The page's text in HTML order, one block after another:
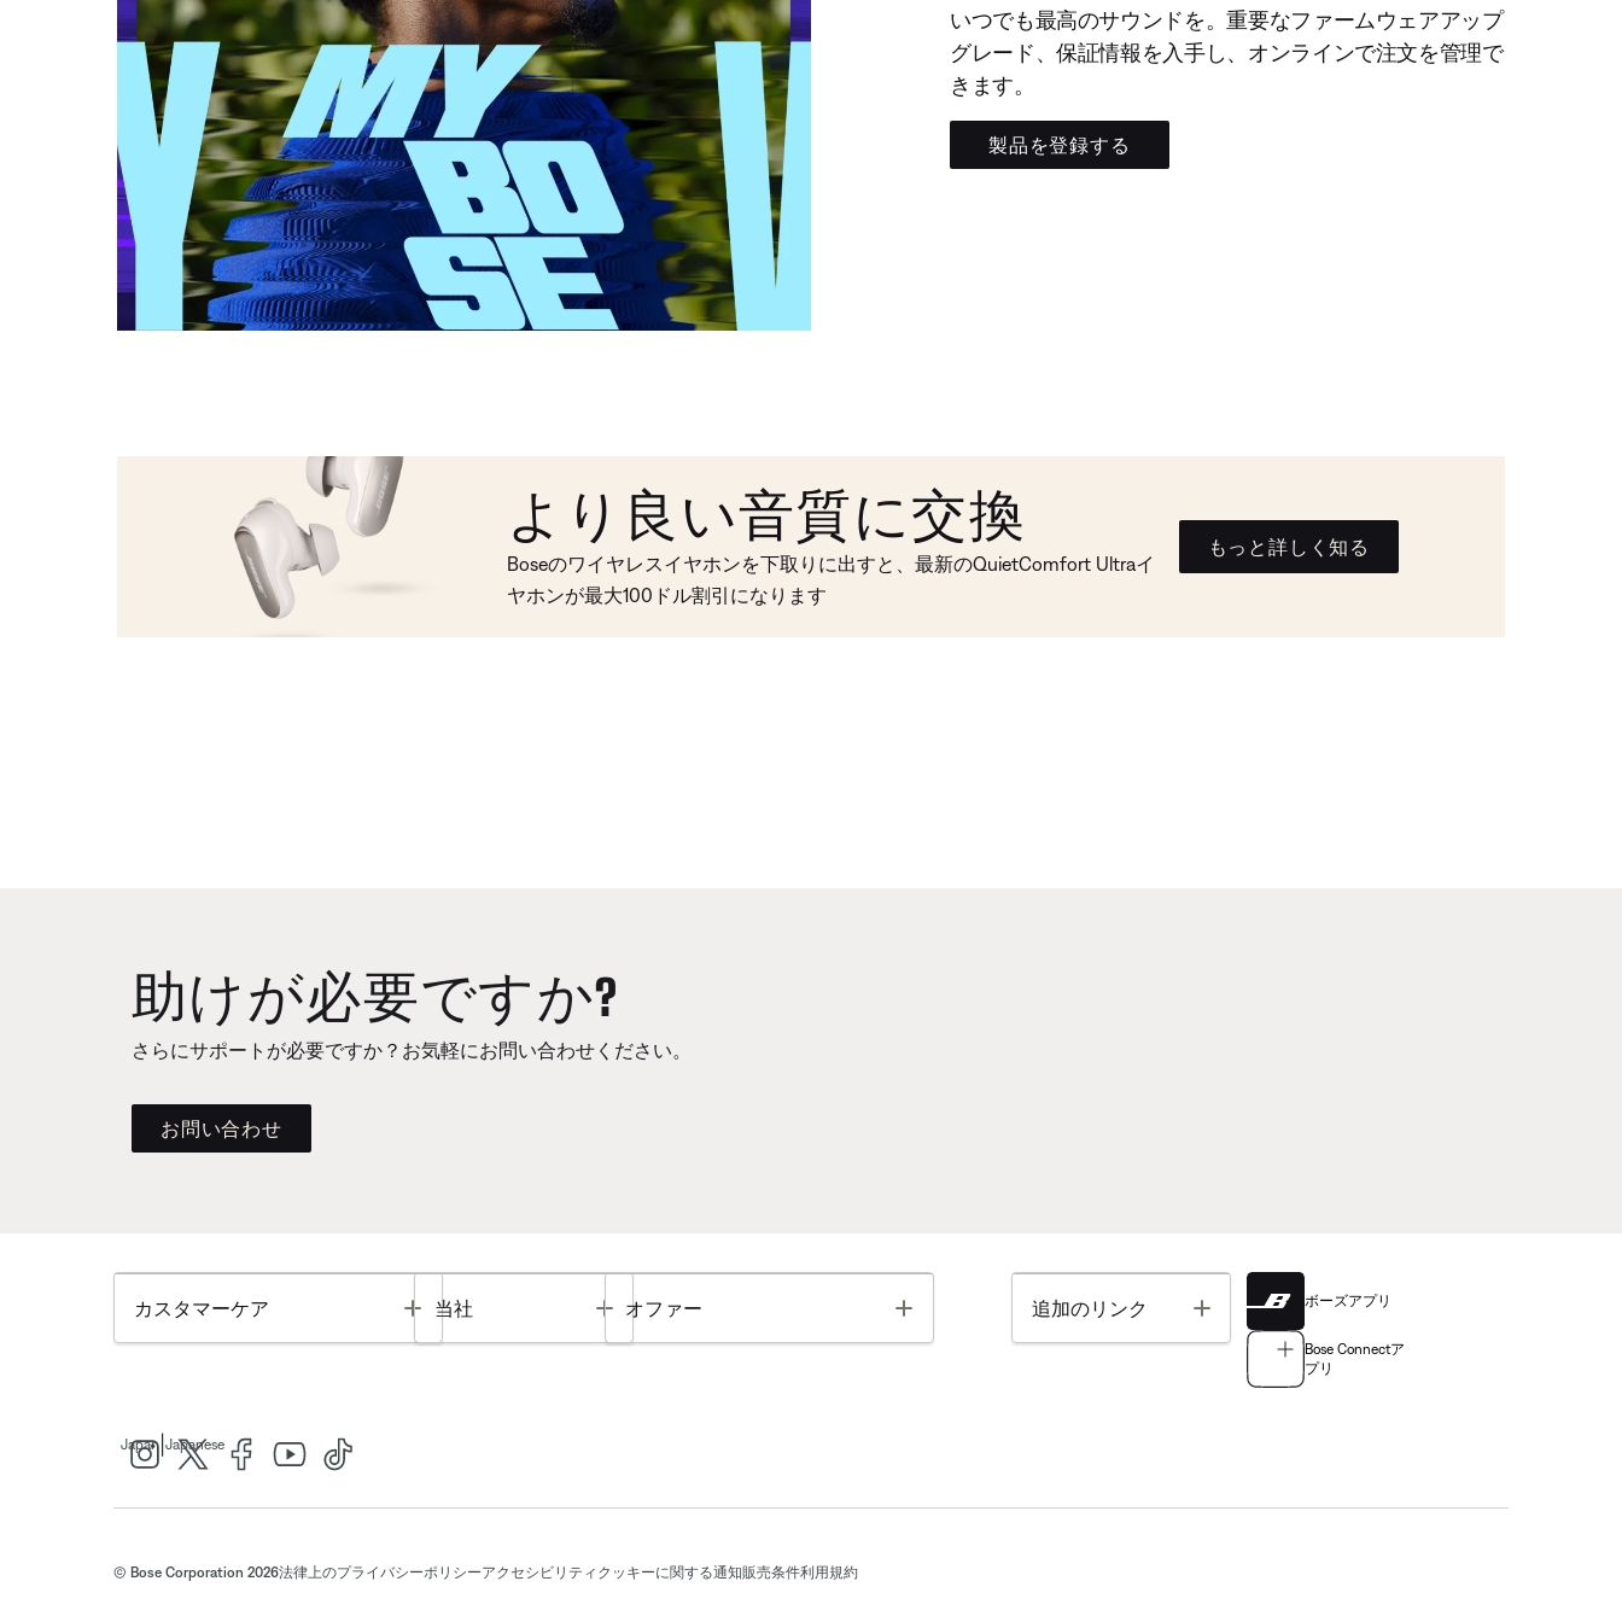
いつでも最高のサウンドを。重要なファームウェアアップ
グレード、保証情報を入手し、オンラインで注文を管理で
きます。
製品を登録する
より良い音質に交換
Boseのワイヤレスイヤホンを下取りに出すと、最新のQuietComfort Ultraイ
ヤホンが最大100ドル割引になります
もっと詳しく知る
助けが必要ですか?
さらにサポートが必要ですか？お気軽にお問い合わせください。
お問い合わせ
カスタマーケア Toggle
当社 Toggle
オファー Toggle 追加のリンク Toggle ボーズアプリ
Bose Connectア
プリ
Japan Japanese
© Bose Corporation 2026法律上のプライバシーポリシーアクセシビリティ クッキーに関する通知販売条件利用規約